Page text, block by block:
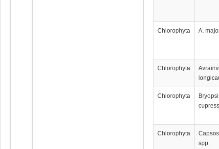
Chlorophyta A.
Chlorophyta
Chlorophyta
Chlorophyta
spp.